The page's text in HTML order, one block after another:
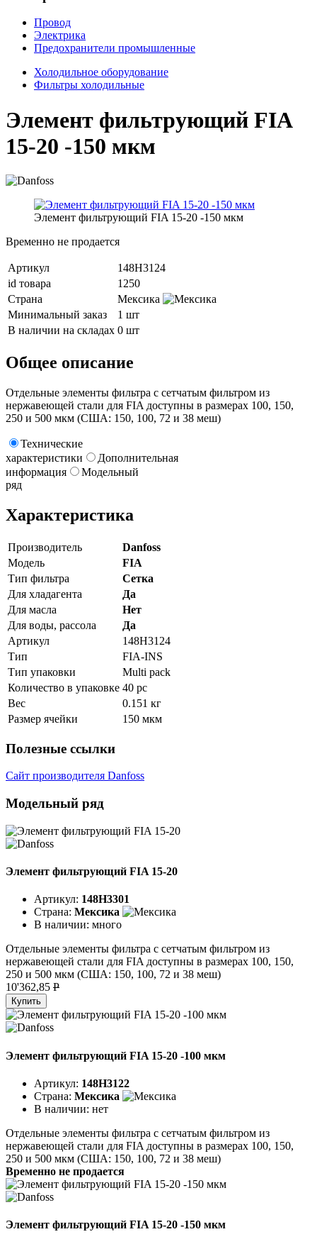
Провод
Электрика
Предохранители промышленные
Холодильное оборудование
Фильтры холодильные
Элемент фильтрующий FIA
15-20 -150 мкм
Элемент фильтрующий FIA 15-20 -150 мкм
Временно не продается
Артикул
148H3124
id товара
1250
Страна
Мексика
Минимальный заказ
1 шт
В наличии на складах 0 шт
Общее описание
Отдельные элементы фильтра с сетчатым фильтром из
нержавеющей стали для FIA доступны в размерах 100, 150,
250 и 500 мкм (США: 150, 100, 72 и 38 меш)
Технические
характеристики
Дополнительная
информация
Модельный
ряд
Характеристика
Производитель
Danfoss
Модель
FIA
Тип фильтра
Сетка
Для хладагента
Да
Для масла
Нет
Для воды, рассола
Да
Артикул
148H3124
Тип
FIA-INS
Тип упаковки
Multi pack
Количество в упаковке 40 рс
Вес
0.151 кг
Размер ячейки
150 мкм
Полезные ссылки
Сайт производителя Danfoss
Модельный ряд
Элемент фильтрующий FIA 15-20
Артикул: 148H3301
Страна: Мексика
В наличии: много
Отдельные элементы фильтра с сетчатым фильтром из
нержавеющей стали для FIA доступны в размерах 100, 150,
250 и 500 мкм (США: 150, 100, 72 и 38 меш)
10'362,85 P
Купить
Элемент фильтрующий FIA 15-20 -100 мкм
Артикул: 148H3122
Страна: Мексика
В наличии: нет
Отдельные элементы фильтра с сетчатым фильтром из
нержавеющей стали для FIA доступны в размерах 100, 150,
250 и 500 мкм (США: 150, 100, 72 и 38 меш)
Временно не продается
Элемент фильтрующий FIA 15-20 -150 мкм